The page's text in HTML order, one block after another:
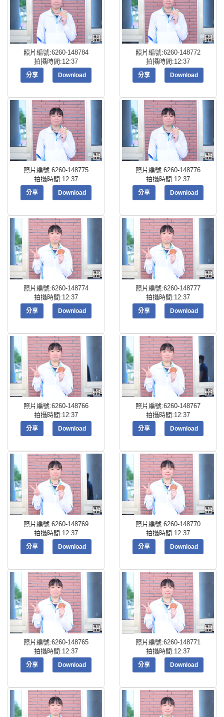
照片編號:6260-148784
拍攝時間:12:37
分享 Download
照片編號:6260-148772
拍攝時間:12:37
分享 Download
照片編號:6260-148775
拍攝時間:12:37
分享 Download
照片編號:6260-148776
拍攝時間:12:37
分享 Download
照片編號:6260-148774
拍攝時間:12:37
分享 Download
照片編號:6260-148777
拍攝時間:12:37
分享 Download
照片編號:6260-148766
拍攝時間:12:37
分享 Download
照片編號:6260-148767
拍攝時間:12:37
分享 Download
照片編號:6260-148769
拍攝時間:12:37
分享 Download
照片編號:6260-148770
拍攝時間:12:37
分享 Download
照片編號:6260-148765
拍攝時間:12:37
分享 Download
照片編號:6260-148771
拍攝時間:12:37
分享 Download